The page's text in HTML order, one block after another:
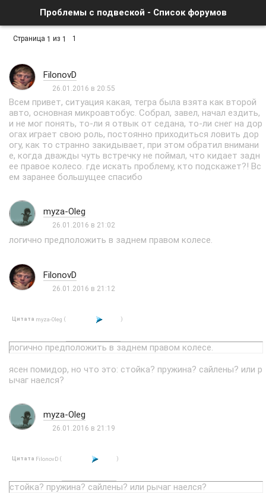
Проблемы с подвеской - Список форумов
Страница 1 из 1 1
FilonovD
26.01.2016 в 20:55
Всем привет, ситуация какая, тегра была взята как второй
авто, основная микроавтобус. Собрал, завел, начал ездить,
и не мог понять, то-ли я отвык от седана, то-ли снег на дор
огах играет свою роль, постоянно приходиться ловить дор
огу, как то странно закидывает, при этом обратил внимани
е, когда дважды чуть встречку не поймал, что кидает задн
ее правое колесо. где искать проблему, кто подскажет?! Вс
ем заранее большущее спасибо
myza-Oleg
26.01.2016 в 21:02
логично предположить в заднем правом колесе.
FilonovD
26.01.2016 в 21:12
Цитата myza-Oleg ( )
логично предположить в заднем правом колесе.
ясен помидор, но что это: стойка? пружина? сайлены? или р
ычаг наелся?
myza-Oleg
26.01.2016 в 21:19
Цитата FilonovD ( )
стойка? пружина? сайлены? или рычаг наелся?